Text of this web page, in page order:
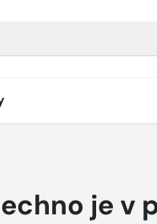
je v